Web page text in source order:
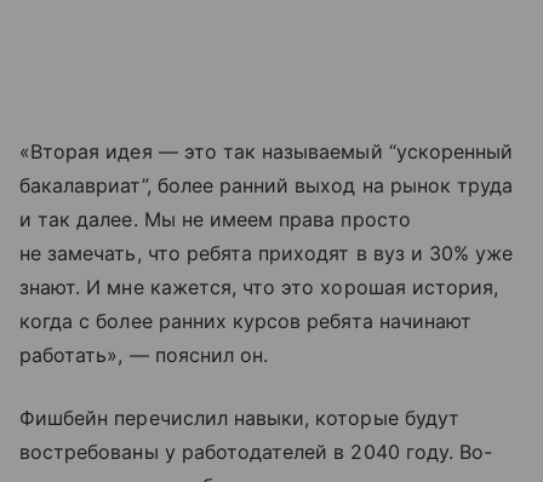
«Вторая идея — это так называемый “ускоренный
бакалавриат”, более ранний выход на рынок труда
и так далее. Мы не имеем права просто
не замечать, что ребята приходят в вуз и 30% уже
знают. И мне кажется, что это хорошая история,
когда с более ранних курсов ребята начинают
работать», — пояснил он.
Фишбейн перечислил навыки, которые будут
востребованы у работодателей в 2040 году. Во-